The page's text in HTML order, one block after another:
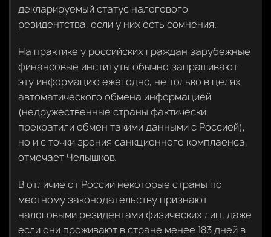
декларируемый статус налогового
резидентства, если у них есть сомнения.
На практике у российских граждан зарубежные
финансовые институты обычно запрашивают
эту информацию ежегодно, не только в целях
автоматического обмена информацией
(недружественные страны фактически
прекратили обмен такими данными с Россией),
но и с точки зрения санкционного комплаенса,
отмечает Челышков.
В отличие от России некоторые страны по
местному законодательству признают
налоговыми резидентами физических лиц, даже
если они проживают в стране менее 183 дней в